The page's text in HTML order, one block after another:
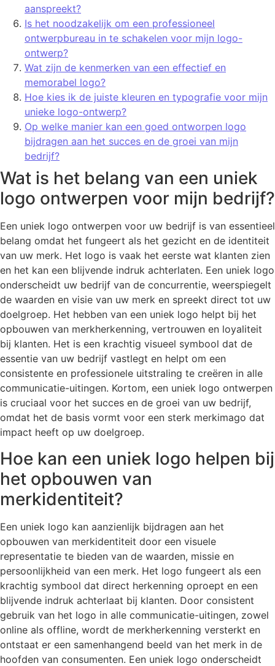
aanspreekt?
Is het noodzakelijk om een professioneel
ontwerpbureau in te schakelen voor mijn logo-
ontwerp?
Wat zijn de kenmerken van een effectief en
memorabel logo?
Hoe kies ik de juiste kleuren en typografie voor mijn
unieke logo-ontwerp?
Op welke manier kan een goed ontworpen logo
bijdragen aan het succes en de groei van mijn
bedrijf?
Wat is het belang van een uniek
logo ontwerpen voor mijn bedrijf?
Een uniek logo ontwerpen voor uw bedrijf is van essentieel
belang omdat het fungeert als het gezicht en de identiteit
van uw merk. Het logo is vaak het eerste wat klanten zien
en het kan een blijvende indruk achterlaten. Een uniek logo
onderscheidt uw bedrijf van de concurrentie, weerspiegelt
de waarden en visie van uw merk en spreekt direct tot uw
doelgroep. Het hebben van een uniek logo helpt bij het
opbouwen van merkherkenning, vertrouwen en loyaliteit
bij klanten. Het is een krachtig visueel symbool dat de
essentie van uw bedrijf vastlegt en helpt om een
consistente en professionele uitstraling te creëren in alle
communicatie-uitingen. Kortom, een uniek logo ontwerpen
is cruciaal voor het succes en de groei van uw bedrijf,
omdat het de basis vormt voor een sterk merkimago dat
impact heeft op uw doelgroep.
Hoe kan een uniek logo helpen bij
het opbouwen van
merkidentiteit?
Een uniek logo kan aanzienlijk bijdragen aan het
opbouwen van merkidentiteit door een visuele
representatie te bieden van de waarden, missie en
persoonlijkheid van een merk. Het logo fungeert als een
krachtig symbool dat direct herkenning oproept en een
blijvende indruk achterlaat bij klanten. Door consistent
gebruik van het logo in alle communicatie-uitingen, zowel
online als offline, wordt de merkherkenning versterkt en
ontstaat er een samenhangend beeld van het merk in de
hoofden van consumenten. Een uniek logo onderscheidt